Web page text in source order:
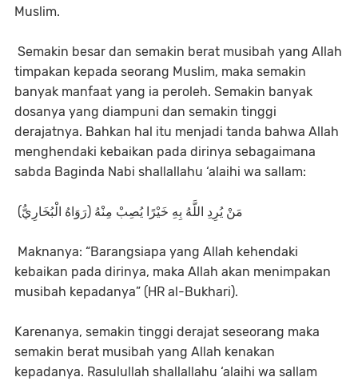
Muslim.
Semakin besar dan semakin berat musibah yang Allah
timpakan kepada seorang Muslim, maka semakin
banyak manfaat yang ia peroleh. Semakin banyak
dosanya yang diampuni dan semakin tinggi
derajatnya. Bahkan hal itu menjadi tanda bahwa Allah
menghendaki kebaikan pada dirinya sebagaimana
sabda Baginda Nabi shallallahu ‘alaihi wa sallam:
مَنْ يُرِدِ اللَّهُ بِهِ خَيْرًا يُصِبْ مِنْهُ (رَوَاهُ الْبُخَارِيُّ)
Maknanya: “Barangsiapa yang Allah kehendaki
kebaikan pada dirinya, maka Allah akan menimpakan
musibah kepadanya” (HR al-Bukhari).
Karenanya, semakin tinggi derajat seseorang maka
semakin berat musibah yang Allah kenakan
kepadanya. Rasulullah shallallahu ‘alaihi wa sallam